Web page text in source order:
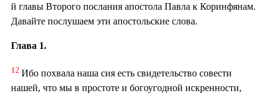
й главы Второго послания апостола Павла к Коринфянам.
Давайте послушаем эти апостольские слова.
Глава 1.
12 Ибо похвала наша сия есть свидетельство совести
нашей, что мы в простоте и богоугодной искренности,